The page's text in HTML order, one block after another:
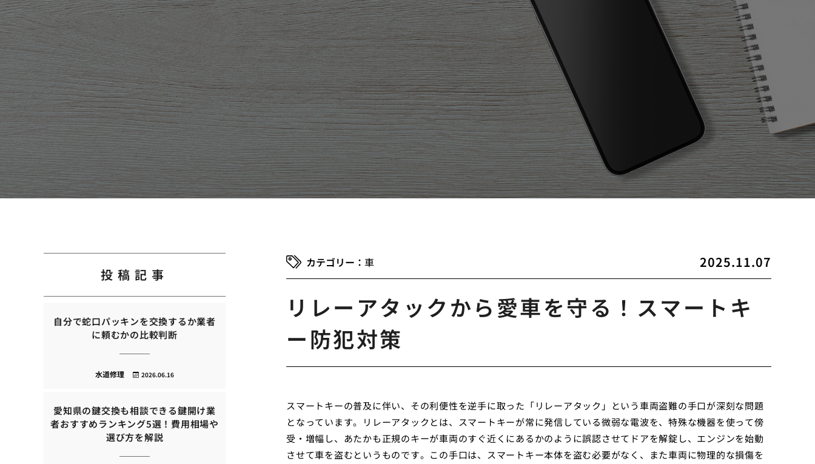
2025.11.07
車
リレーアタックから愛車を守る！スマートキ
ー防犯対策
スマートキーの普及に伴い、その利便性を逆手に取った「リレーアタック」という車両盗難の手口が深刻な問題
となっています。リレーアタックとは、スマートキーが常に発信している微弱な電波を、特殊な機器を使って傍
受・増幅し、あたかも正規のキーが車両のすぐ近くにあるかのように誤認させてドアを解錠し、エンジンを始動
させて車を盗むというものです。この手口は、スマートキー本体を盗む必要がなく、また車両に物理的な損傷を
投稿記事
自分で蛇口パッキンを交換するか業者
に頼むかの比較判断
2026.06.16
水道修理
愛知県の鍵交換も相談できる鍵開け業
者おすすめランキング5選！費用相場や
選び方を解説